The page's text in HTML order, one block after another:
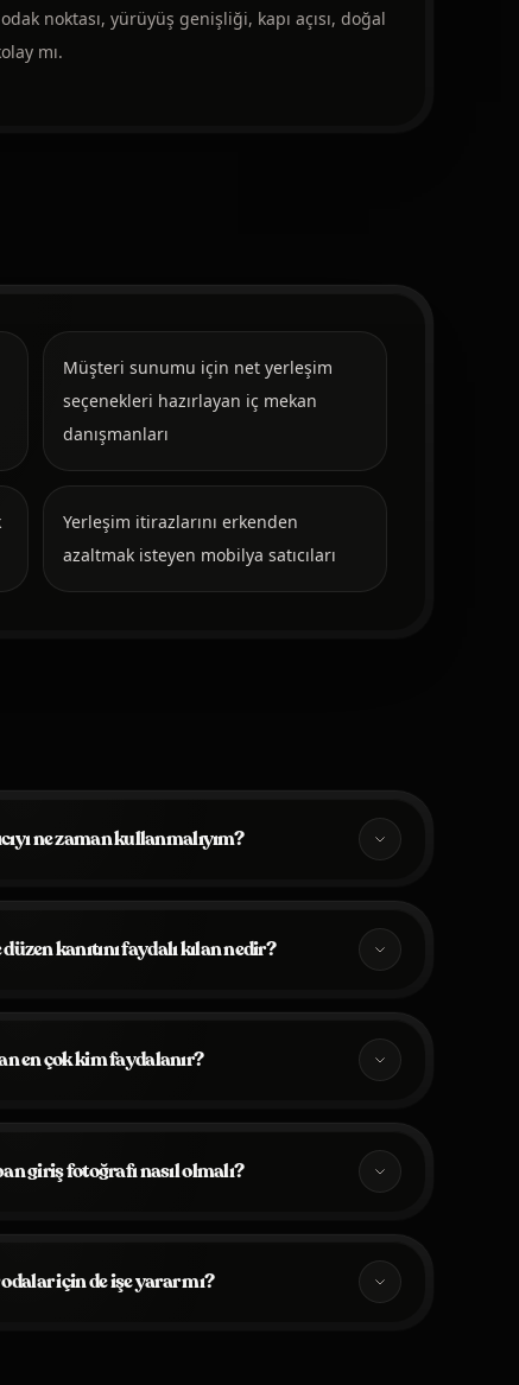
noktası, yürüyüş genişliği, kapı açısı, doğal
mı.
Müşteri sunumu için net yerleşim
seçenekleri hazırlayan iç mekan
danışmanları
Yerleşim itirazlarını erkenden
azaltmak isteyen mobilya satıcıları
ne zaman kullanmalıyım?
kanıtını faydalı kılan nedir?
en çok kim faydalanır?
giriş fotoğrafı nasıl olmalı?
için de işe yarar mı?